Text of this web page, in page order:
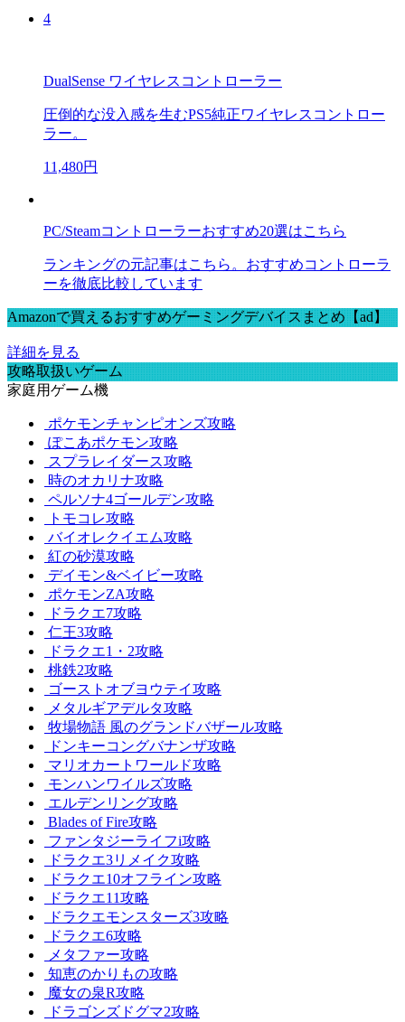
4
DualSense ワイヤレスコントローラー
圧倒的な没入感を生むPS5純正ワイヤレスコントロー
ラー。
11,480円
PC/Steamコントローラーおすすめ20選はこちら
ランキングの元記事はこちら。おすすめコントローラ
ーを徹底比較しています
Amazonで買えるおすすめゲーミングデバイスまとめ【ad】
詳細を見る
攻略取扱いゲーム
家庭用ゲーム機
ポケモンチャンピオンズ攻略
ぽこあポケモン攻略
スプラレイダース攻略
時のオカリナ攻略
ペルソナ4ゴールデン攻略
トモコレ攻略
バイオレクイエム攻略
紅の砂漠攻略
デイモン&ベイビー攻略
ポケモンZA攻略
ドラクエ7攻略
仁王3攻略
ドラクエ1・2攻略
桃鉄2攻略
ゴーストオブヨウテイ攻略
メタルギアデルタ攻略
牧場物語 風のグランドバザール攻略
ドンキーコングバナンザ攻略
マリオカートワールド攻略
モンハンワイルズ攻略
エルデンリング攻略
Blades of Fire攻略
ファンタジーライフi攻略
ドラクエ3リメイク攻略
ドラクエ10オフライン攻略
ドラクエ11攻略
ドラクエモンスターズ3攻略
ドラクエ6攻略
メタファー攻略
知恵のかりもの攻略
魔女の泉R攻略
ドラゴンズドグマ2攻略